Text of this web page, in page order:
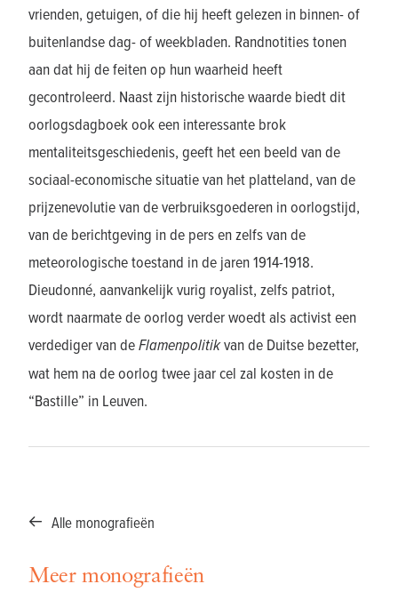
vrienden, getuigen, of die hij heeft gelezen in binnen- of
buitenlandse dag- of weekbladen. Randnotities tonen
aan dat hij de feiten op hun waarheid heeft
gecontroleerd. Naast zijn historische waarde biedt dit
oorlogsdagboek ook een interessante brok
mentaliteitsgeschiedenis, geeft het een beeld van de
sociaal-economische situatie van het platteland, van de
prijzenevolutie van de verbruiksgoederen in oorlogstijd,
van de berichtgeving in de pers en zelfs van de
meteorologische toestand in de jaren 1914-1918.
Dieudonné, aanvankelijk vurig royalist, zelfs patriot,
wordt naarmate de oorlog verder woedt als activist een
verdediger van deFlamenpolitikvan de Duitse bezetter,
wat hem na de oorlog twee jaar cel zal kosten in de
“Bastille” in Leuven.
Alle monografieën
Meer monografieën